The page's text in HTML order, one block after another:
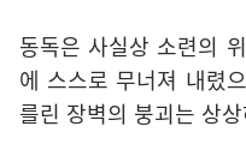
동독은 사실상 소련의
에 스스로 무너져 내렸
를린 장벽의 붕괴는 상